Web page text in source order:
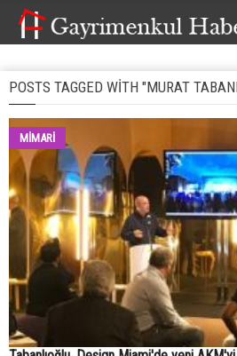
POSTS TAGGED WITH "MURAT
MİMARİ